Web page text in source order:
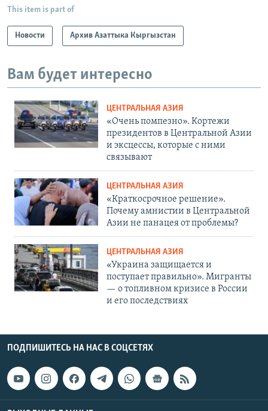
This item is part of
Новости Архив Азаттыка Кыргызстан
Вам будет интересно
ЦЕНТРАЛЬНАЯ АЗИЯ
«Очень помпезно». Кортежи
президентов в Центральной Азии
и эксцессы, которые с ними
связывают
ЦЕНТРАЛЬНАЯ АЗИЯ
«Краткосрочное решение».
Почему амнистии в Центральной
Азии не панацея от проблемы?
ЦЕНТРАЛЬНАЯ АЗИЯ
«Украина защищается и
поступает правильно». Мигранты
— о топливном кризисе в России
и его последствиях
ПОДПИШИТЕСЬ НА НАС В СОЦСЕТЯХ